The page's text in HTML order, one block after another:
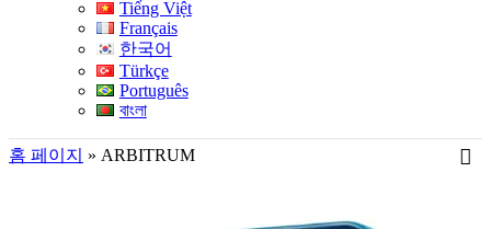
Tiếng Việt
Français
한국어
Türkçe
Português
বাংলা
홈 페이지 » ARBITRUM